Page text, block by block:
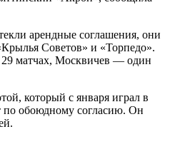
арендные соглашения, они
Советов» и «Торпедо».
29 матчах, Москвичев — один
который с января играл в
по обоюдному согласию. Он